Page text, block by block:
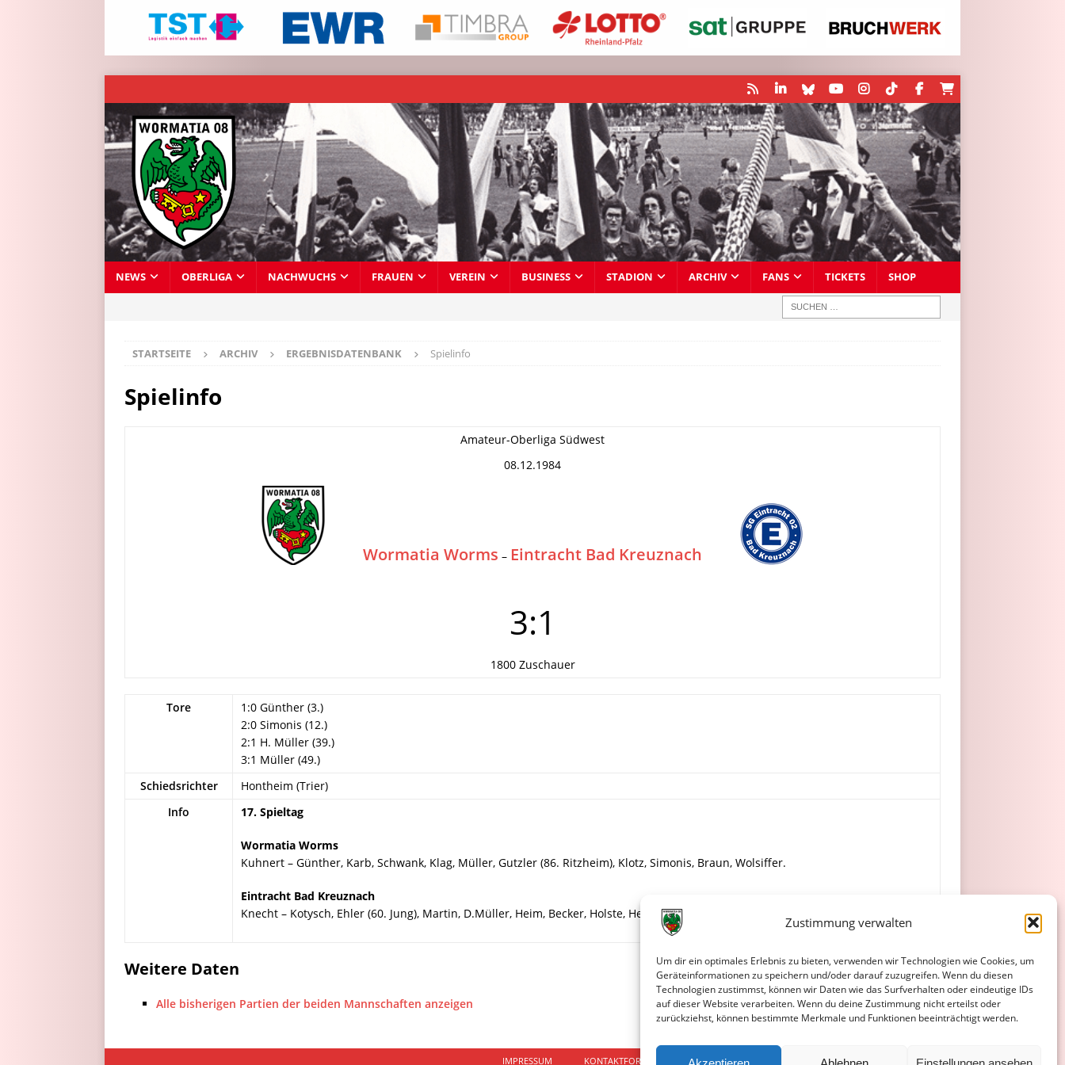
Zustimmung verwalten
Um dir ein optimales Erlebnis zu bieten, verwenden wir Technologien wie Cookies, um
Geräteinformationen zu speichern und/oder darauf zuzugreifen. Wenn du diesen
Technologien zustimmst, können wir Daten wie das Surfverhalten oder eindeutige IDs
auf dieser Website verarbeiten. Wenn du deine Zustimmung nicht erteilst oder
zurückziehst, können bestimmte Merkmale und Funktionen beeinträchtigt werden.
NEWS OBERLIGA NACHWUCHS FRAUEN VEREIN BUSINESS STADION ARCHIV FANS TICKETS SHOP
STARTSEITE ARCHIV ERGEBNISDATENBANK Spielinfo
Spielinfo
Amateur-Oberliga Südwest
08.12.1984
Wormatia Worms – Eintracht Bad Kreuznach
3:1
1800 Zuschauer
Tore
1:0 Günther (3.)
2:0 Simonis (12.)
2:1 H. Müller (39.)
3:1 Müller (49.)
Schiedsrichter
Hontheim (Trier)
Info
17. Spieltag
Wormatia Worms
Kuhnert – Günther, Karb, Schwank, Klag, Müller, Gutzler (86. Ritzheim), Klotz, Simonis, Braun, Wolsiffer.
Eintracht Bad Kreuznach
Knecht – Kotysch, Ehler (60. Jung), Martin, D.Müller, Heim, Becker, Holste, Heblich, H.Müller (52. Wilhelm), Altvater.
Weitere Daten
Alle bisherigen Partien der beiden Mannschaften anzeigen
IMPRESSUM KONTAKTFORMULAR DATENSCHUTZERKLÄRUNG COOKIE-RICHTLINIE (EU)